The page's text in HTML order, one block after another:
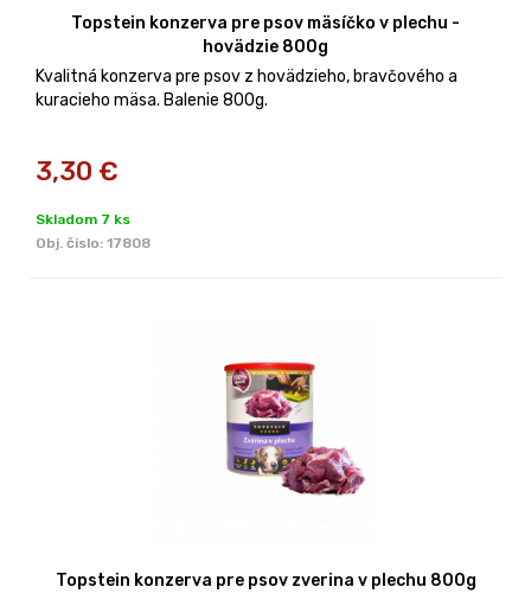
Topstein konzerva pre psov mäsíčko v plechu -
hovädzie 800g
Kvalitná konzerva pre psov z hovädzieho, bravčového a
kuracieho mäsa. Balenie 800g.
3,30 €
Skladom 7 ks
Obj. čislo: 17808
Topstein konzerva pre psov zverina v plechu 800g